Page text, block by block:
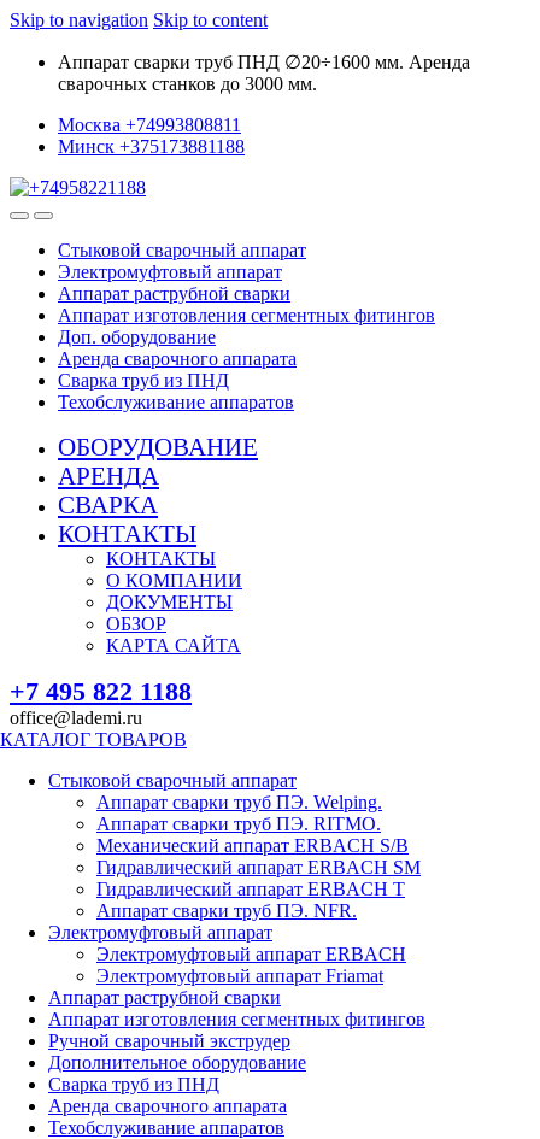
Skip to navigation Skip to content
Аппарат сварки труб ПНД ∅20÷1600 мм. Аренда
сварочных станков до 3000 мм.
Москва +74993808811
Минск +375173881188
Стыковой сварочный аппарат
Электромуфтовый аппарат
Аппарат раструбной сварки
Аппарат изготовления сегментных фитингов
Доп. оборудование
Аренда сварочного аппарата
Сварка труб из ПНД
Техобслуживание аппаратов
ОБОРУДОВАНИЕ
АРЕНДА
СВАРКА
КОНТАКТЫ
КОНТАКТЫ
О КОМПАНИИ
ДОКУМЕНТЫ
ОБЗОР
КАРТА САЙТА
+7 495 822 1188
office@lademi.ru
КАТАЛОГ ТОВАРОВ
Стыковой сварочный аппарат
Аппарат сварки труб ПЭ. Welping.
Аппарат сварки труб ПЭ. RITMO.
Механический аппарат ERBACH S/B
Гидравлический аппарат ERBACH SM
Гидравлический аппарат ERBACH T
Аппарат сварки труб ПЭ. NFR.
Электромуфтовый аппарат
Электромуфтовый аппарат ERBACH
Электромуфтовый аппарат Friamat
Аппарат раструбной сварки
Аппарат изготовления сегментных фитингов
Ручной сварочный экструдер
Дополнительное оборудование
Сварка труб из ПНД
Аренда сварочного аппарата
Техобслуживание аппаратов